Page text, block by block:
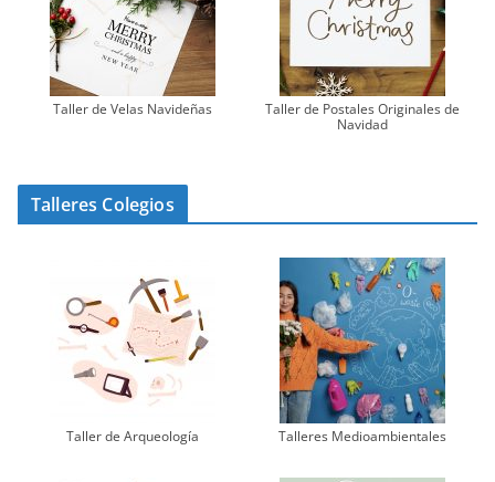
Taller de Velas Navideñas
Taller de Postales Originales de
Navidad
Talleres Colegios
Taller de Arqueología Talleres Medioambientales